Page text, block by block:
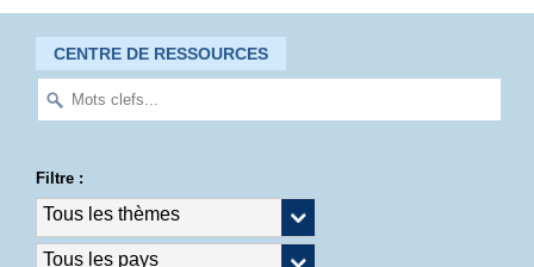
CENTRE DE RESSOURCES
Filtre :